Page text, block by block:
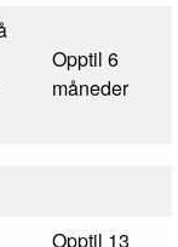
Opptil 6
måneder
Opptil 13